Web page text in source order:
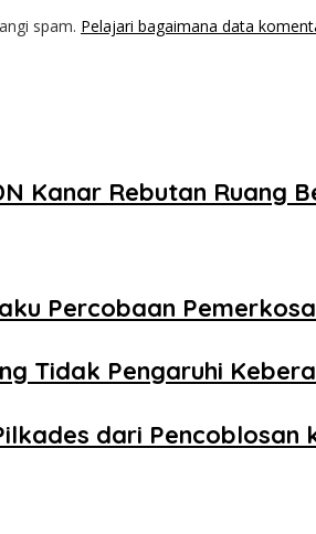
spam. Pelajari bagaimana data
Kanar Rebutan Ruang
Percobaan
Tidak Pengaruhi
dari Pencoblosan